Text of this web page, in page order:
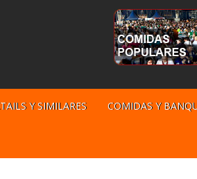
Y SIMILARES COMIDAS Y